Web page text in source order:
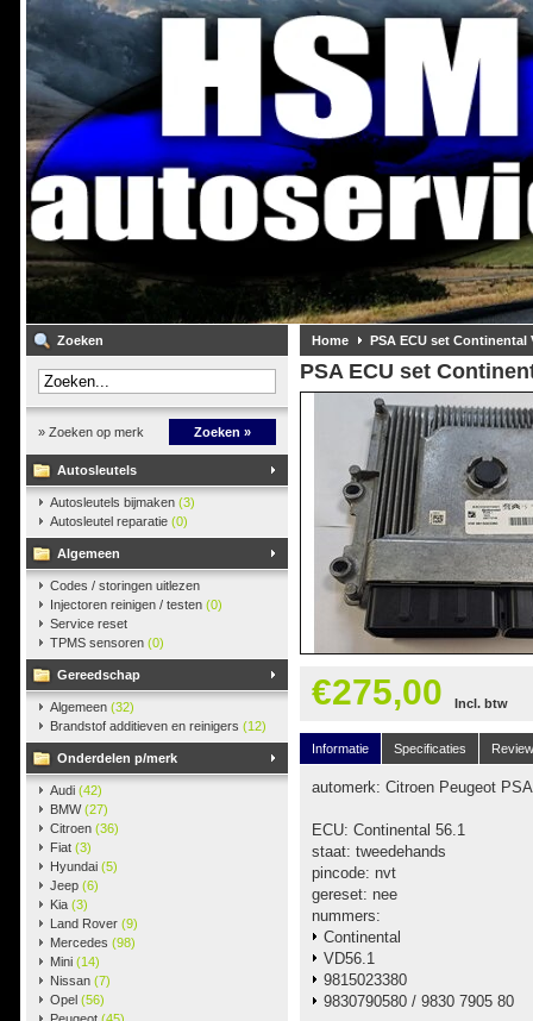
Zoeken
» Zoeken op merk Zoeken »
Autosleutels
Autosleutels bijmaken (3)
Autosleutel reparatie (0)
Algemeen
Codes / storingen uitlezen
Injectoren reinigen / testen (0)
Service reset
TPMS sensoren (0)
Gereedschap
Algemeen (32)
Brandstof additieven en reinigers (12)
Onderdelen p/merk
Audi (42)
BMW(27)
Citroen (36)
Fiat (3)
Hyundai (5)
Jeep (6)
Kia (3)
Land Rover (9)
Mercedes (98)
Mini (14)
Nissan (7)
Opel (56)
Home PSA ECU set Continental
PSA ECU set
€275,00 Incl. btw
Informatie Specificaties
automerk: Citroen Peugeot PSA
ECU: Continental 56.1
staat: tweedehands
pincode: nvt
gereset: nee
nummers:
Continental
VD56.1
9815023380
9830790580 / 9830 7905 80